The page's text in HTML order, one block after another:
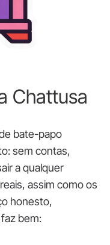
Chattusa
bate-papo
sem contas,
a qualquer
assim como os
honesto,
bem: